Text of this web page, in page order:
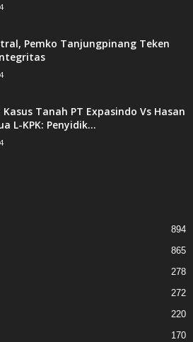
Pemko Tanjungpinang Teken
Tanah PT Expasindo Vs Hasan
L-KPK: Penyidik...
894
865
278
272
220
170